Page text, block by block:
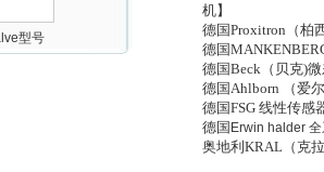
255
机】
德国Proxitron（柏
德国
德国Beck（贝克)
德国Ahlborn （爱
德国FSG 线性传感
德国 Erwin halder
奥地利KRAL（克